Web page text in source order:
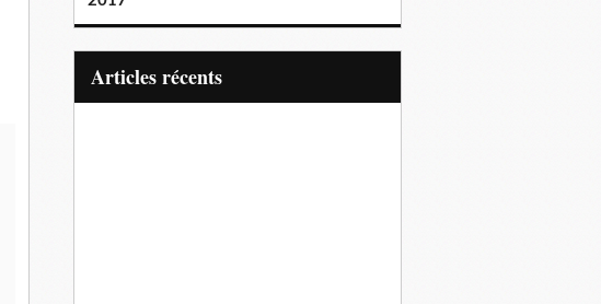
articles récents